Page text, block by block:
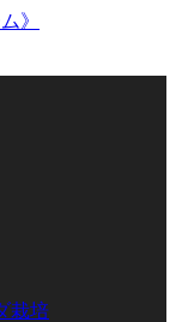
栽培